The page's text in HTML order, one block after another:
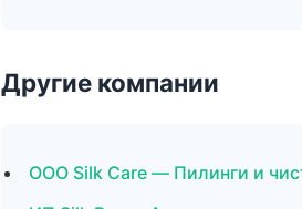
Другие компании
ООО Silk Care — Пилинги и